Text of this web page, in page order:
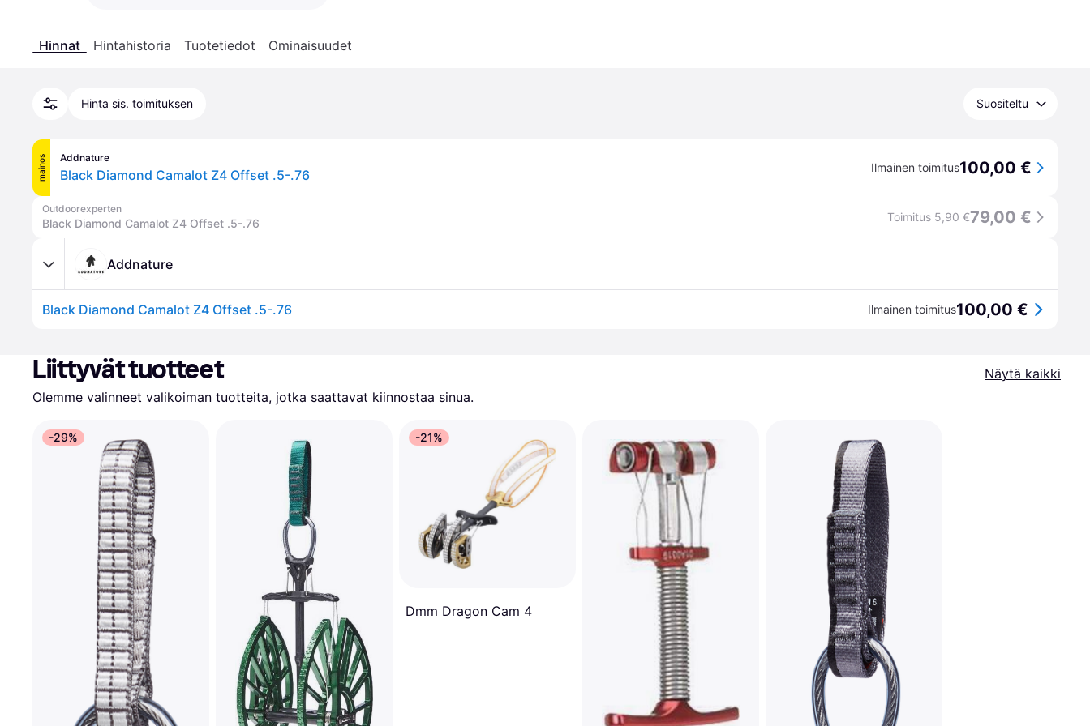
Hinnat Hintahistoria Tuotetiedot Ominaisuudet
Hinta sis. toimituksen Suositeltu
mainos Addnature
Black Diamond Camalot Z4 Offset .5-.76 Ilmainen toimitus100,00 €
Outdoorexperten
Black Diamond Camalot Z4 Offset .5-.76 Toimitus 5,90 €79,00 €
Addnature
Black Diamond Camalot Z4 Offset .5-.76 Ilmainen toimitus100,00 €
Liittyvät tuotteet
Näytä kaikki
Olemme valinneet valikoiman tuotteita, jotka saattavat kiinnostaa sinua.
-29% -21%
Dmm Dragon Cam 4